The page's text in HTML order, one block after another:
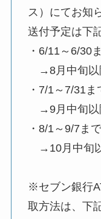
ス）にてお知
送付予定は下
・6/11～6/30
→8月中旬以
・7/1～7/31ま
→9月中旬以
・8/1～9/7ま
→10月中旬
※セブン銀行
取方法は、下